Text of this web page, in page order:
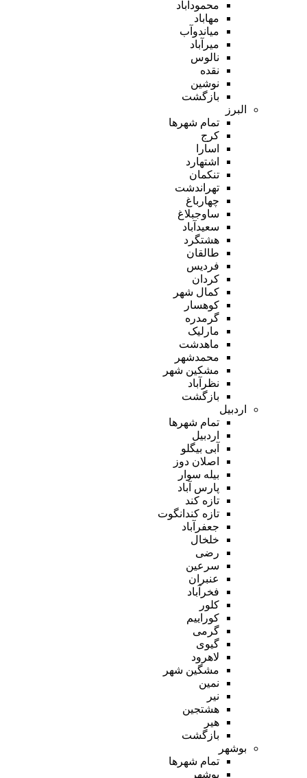
محمودآباد
مهاباد
میاندوآب
میرآباد
نالوس
نقده
نوشین
بازگشت
البرز
تمام شهر‌ها
کرج
اسارا
اشتهارد
تنکمان
تهراندشت
چهارباغ
ساوجبلاغ
سعیدآباد
هشتگرد
طالقان
فردیس
کردان
کمال شهر
کوهسار
گرمدره
مارلیک
ماهدشت
محمدشهر
مشکین شهر
نظرآباد
بازگشت
اردبیل
تمام شهر‌ها
اردبیل
آبی بیگلو
اصلان دوز
بیله سوار
پارس آباد
تازه کند
تازه کندانگوت
جعفرآباد
خلخال
رضی
سرعین
عنبران
فخرآباد
کلور
کوراییم
گرمی
گیوی
لاهرود
مشگین شهر
نمین
نیر
هشتجین
هیر
بازگشت
بوشهر
تمام شهر‌ها
بوشهر